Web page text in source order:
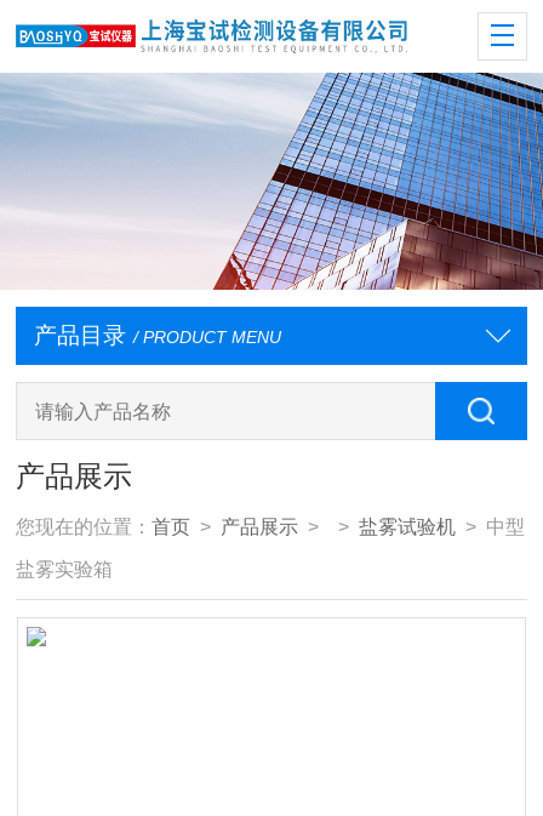
产品目录 / PRODUCT MENU
产品展示
您现在的位置：首页 > 产品展示 > >盐雾试验机 > 中型
盐雾实验箱